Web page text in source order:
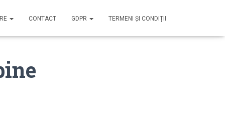
CONTACT GDPR TERMENI ȘI CONDIȚII